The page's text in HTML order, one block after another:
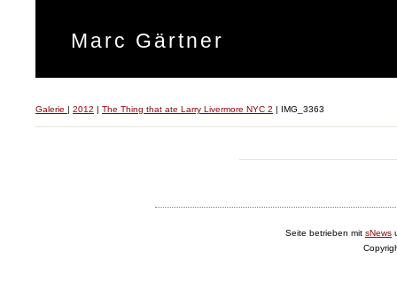
Marc Gärtner
Galerie | 2012 | The Thing that ate Larry Livermore NYC 2 | IMG_3363
Seite betrieben mit sNews